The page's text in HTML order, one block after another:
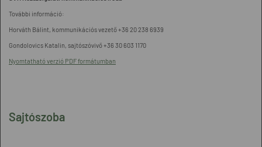
Sajtószoba
További információ:
Horváth Bálint, kommunikációs vezető +36 20 238 6939
Gondolovics Katalin, sajtószóvivő +36 30 603 1170
Nyomtatható verzió PDF formátumban